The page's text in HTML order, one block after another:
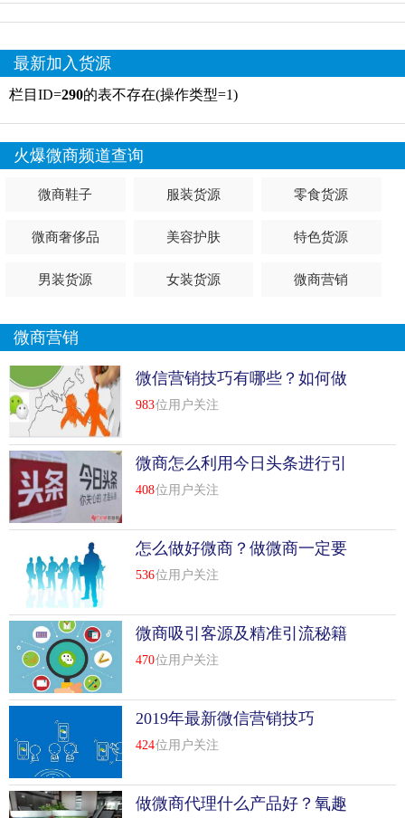
最新加入货源
栏目ID=290的表不存在(操作类型=1)
火爆微商频道查询
微商鞋子 服装货源 零食货源
微商奢侈品 美容护肤 特色货源
男装货源 女装货源 微商营销
微商营销
微信营销技巧有哪些？如何做
好营销
983位用户关注
微商怎么利用今日头条进行引
流
408位用户关注
怎么做好微商？做微商一定要
懂的几个知识点
536位用户关注
微商吸引客源及精准引流秘籍
470位用户关注
2019年最新微信营销技巧
424位用户关注
做微商代理什么产品好？氧趣